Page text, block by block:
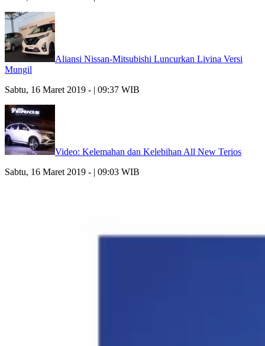
Aliansi Nissan-Mitsubishi Luncurkan Livina Versi
Mungil
Sabtu, 16 Maret 2019 - | 09:37 WIB
Video: Kelemahan dan Kelebihan All New Terios
Sabtu, 16 Maret 2019 - | 09:03 WIB